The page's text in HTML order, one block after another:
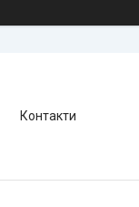
Контакти